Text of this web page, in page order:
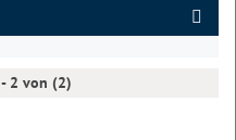
2 von (2)